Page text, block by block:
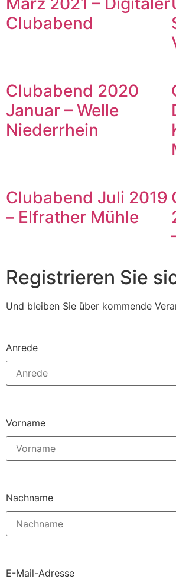
Clubabend
Clubabend 2020
Januar – Welle
Niederrhein
Clubabend Juli 2019
– Elfrather Mühle
Registrieren Sie
Und bleiben Sie über kommende
Anrede
Vorname
Nachname
E-Mail-Adresse